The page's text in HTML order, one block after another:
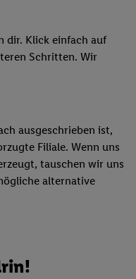
dir. Klick einfach auf
Schritten. Wir
ausgeschrieben ist,
Filiale. Wenn uns
tauschen wir uns
alternative